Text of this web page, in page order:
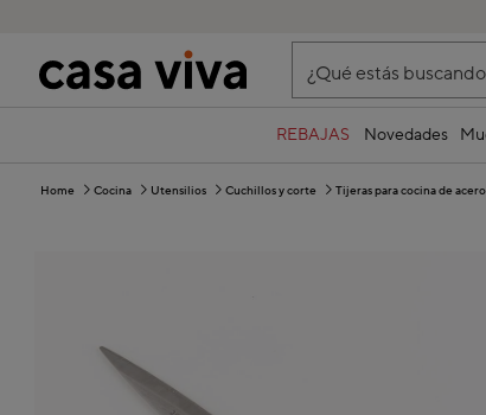
¿Qué estás
REBAJAS Novedades
Home Cocina Utensilios Cuchillos y corte Tijeras para cocina de